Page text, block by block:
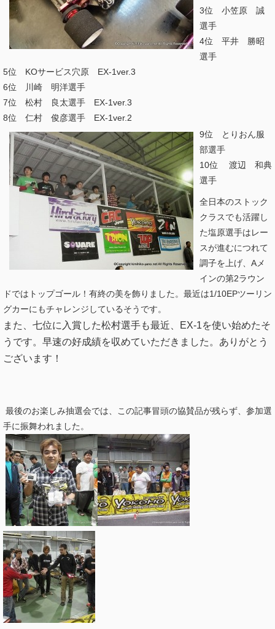
3位 小笠原 誠
選手
4位 平井 勝昭
選手
5位 KOサービス穴原 EX-1ver.3
6位 川崎 明洋選手
7位 松村 良太選手 EX-1ver.3
8位 仁村 俊彦選手 EX-1ver.2
9位 とりおん服
部選手
10位 渡辺 和典
選手
全日本のストック
クラスでも活躍し
た塩原選手はレー
スが進むにつれて
調子を上げ、Aメ
インの第2ラウン
ドではトップゴール！有終の美を飾りました。最近は1/10EPツーリン
グカーにもチャレンジしているそうです。
また、七位に入賞した松村選手も最近、EX-1を使い始めたそ
うです。早速の好成績を収めていただきました。ありがとう
ございます！
最後のお楽しみ抽選会では、この記事冒頭の協賛品が残らず、参加選
手に振舞われました。